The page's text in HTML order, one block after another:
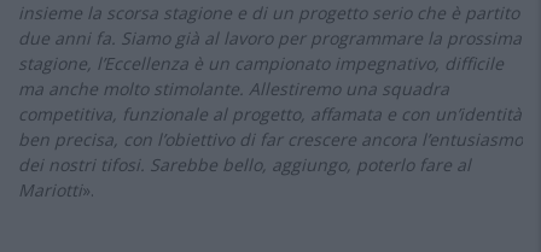
insieme la scorsa stagione e di un progetto serio che è partito
due anni fa. Siamo già al lavoro per programmare la prossima
stagione, l’Eccellenza è un campionato impegnativo, difficile
ma anche molto stimolante. Allestiremo una squadra
competitiva, funzionale al progetto, affamata e con un’identità
ben precisa, con l’obiettivo di far crescere ancora l’entusiasmo
dei nostri tifosi. Sarebbe bello, aggiungo, poterlo fare al
Mariotti».